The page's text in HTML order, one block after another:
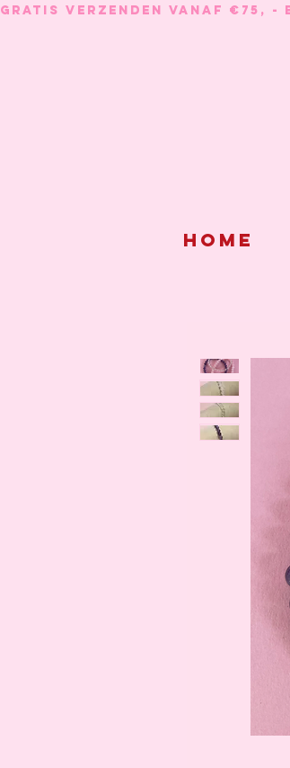
GRATIS VERZENDEN VANAF €75, -
Home